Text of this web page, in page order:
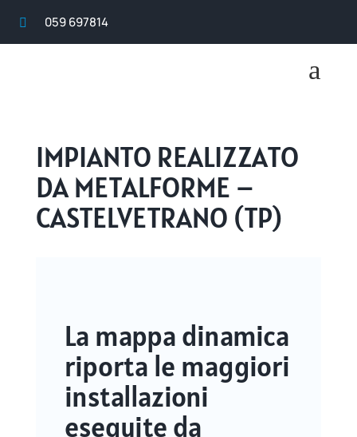
 059 697814
a
IMPIANTO REALIZZATO
DA METALFORME –
CASTELVETRANO (TP)
La mappa dinamica
riporta le maggiori
installazioni
eseguite da